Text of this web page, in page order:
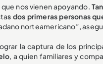
nos vienen apoyando.
s dos primeras personas
norteamericano”,
la captura de los
, a quien familiares y